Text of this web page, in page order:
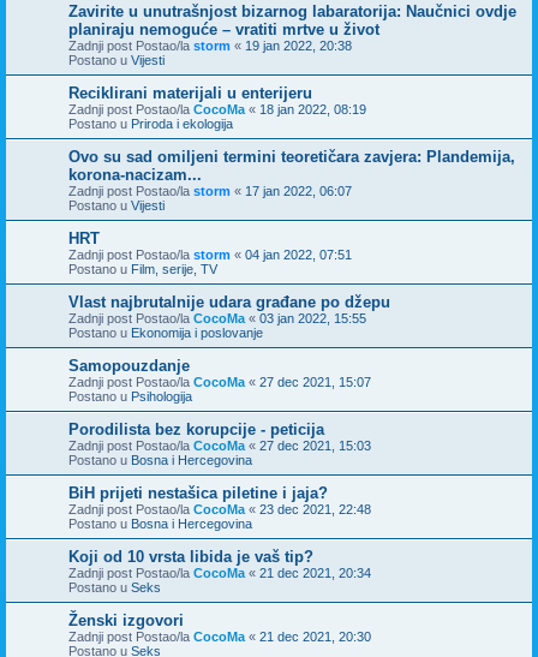
Zavirite u unutrašnjost bizarnog labaratorija: Naučnici ovdje
planiraju nemoguće – vratiti mrtve u život
Zadnji post Postao/la storm « 19 jan 2022, 20:38
Postano u Vijesti
Reciklirani materijali u enterijeru
Zadnji post Postao/la CocoMa « 18 jan 2022, 08:19
Postano u Priroda i ekologija
Ovo su sad omiljeni termini teoretičara zavjera: Plandemija,
korona-nacizam...
Zadnji post Postao/la storm « 17 jan 2022, 06:07
Postano u Vijesti
HRT
Zadnji post Postao/la storm « 04 jan 2022, 07:51
Postano u Film, serije, TV
Vlast najbrutalnije udara građane po džepu
Zadnji post Postao/la CocoMa « 03 jan 2022, 15:55
Postano u Ekonomija i poslovanje
Samopouzdanje
Zadnji post Postao/la CocoMa « 27 dec 2021, 15:07
Postano u Psihologija
Porodilista bez korupcije - peticija
Zadnji post Postao/la CocoMa « 27 dec 2021, 15:03
Postano u Bosna i Hercegovina
BiH prijeti nestašica piletine i jaja?
Zadnji post Postao/la CocoMa « 23 dec 2021, 22:48
Postano u Bosna i Hercegovina
Koji od 10 vrsta libida je vaš tip?
Zadnji post Postao/la CocoMa « 21 dec 2021, 20:34
Postano u Seks
Ženski izgovori
Zadnji post Postao/la CocoMa « 21 dec 2021, 20:30
Postano u Seks